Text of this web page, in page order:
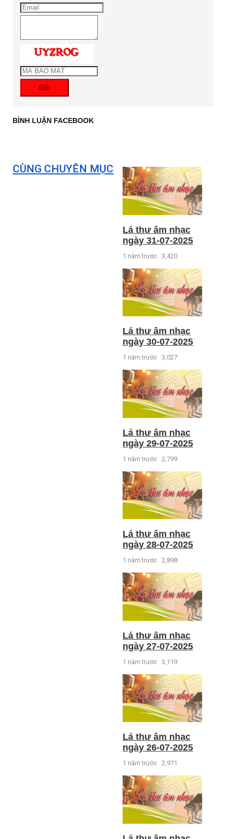
Gửi
BÌNH LUẬN FACEBOOK
CÙNG CHUYÊN MỤC
Lá thư âm nhạc
ngày 31-07-2025
1 năm trước 3,420
Lá thư âm nhạc
ngày 30-07-2025
1 năm trước 3,027
Lá thư âm nhạc
ngày 29-07-2025
1 năm trước 2,799
Lá thư âm nhạc
ngày 28-07-2025
1 năm trước 2,898
Lá thư âm nhạc
ngày 27-07-2025
1 năm trước 3,119
Lá thư âm nhạc
ngày 26-07-2025
1 năm trước 2,971